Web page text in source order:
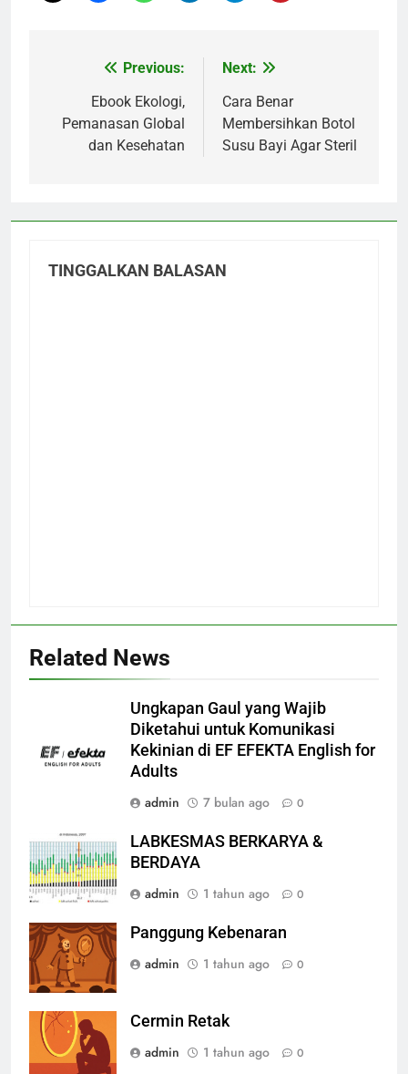
NavigasiPrevious:
Ebook Ekologi,
Pemanasan Global
dan Kesehatan
Next:
Cara Benar
Membersihkan Botol
Susu Bayi Agar Steril
TINGGALKAN BALASAN
Related News
Ungkapan Gaul yang Wajib
Diketahui untuk Komunikasi
Kekinian di EF EFEKTA English for
Adults
admin
7 bulan ago 0
LABKESMAS BERKARYA &
BERDAYA
admin
1 tahun ago 0
Panggung Kebenaran
admin
1 tahun ago 0
Cermin Retak
admin
1 tahun ago 0